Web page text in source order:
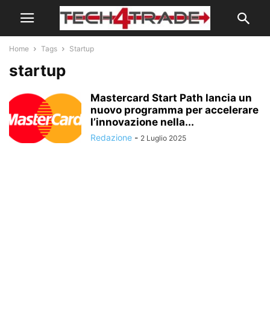
Home Tags Startup
startup
Mastercard Start Path lancia un
nuovo programma per accelerare
l’innovazione nella...
Redazione - 2 Luglio 2025